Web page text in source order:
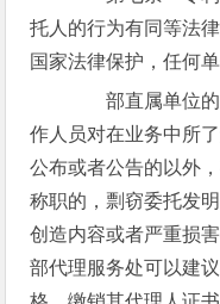
托人的行为有同等法
国家法律保护，任何
部直属单位的
作人员对在业务中所
公布或者公告的以外
称职的，剽窃委托发
创造内容或者严重损
部代理服务处可以建